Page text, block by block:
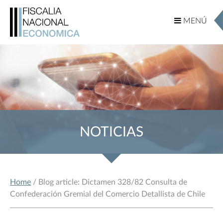
MENÚ
MENÚ
NOTICIAS
Home / Blog article: Dictamen 328/82 Consulta de
Confederación Gremial del Comercio Detallista de Chile